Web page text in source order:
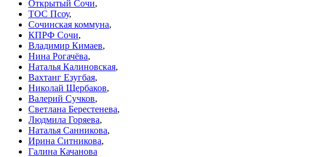
Открытый Сочи,
ТОС Псоу,
Сочинская коммуна,
КПРФ Сочи,
Владимир Кимаев,
Нина Рогачёва,
Наталья Калиновская,
Вахтанг Езугбая,
Николай Щербаков,
Валерий Сучков,
Светлана Берестенева,
Людмила Горяева,
Наталья Санникова,
Ирина Ситникова,
Галина Качанова